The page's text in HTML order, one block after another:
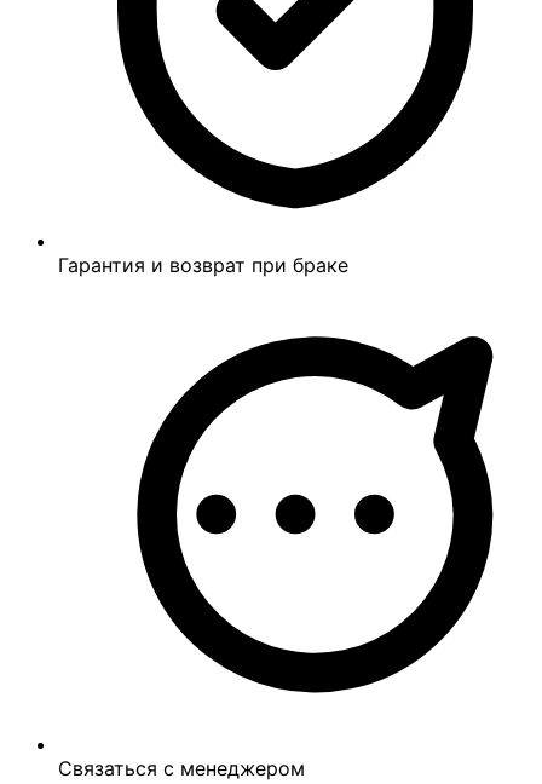
Гарантия и возврат при браке
Связаться с менеджером